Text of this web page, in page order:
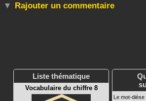
Rajouter un commentaire
Liste thématique
Vocabulaire du chiffre 8
Le mot-dièse